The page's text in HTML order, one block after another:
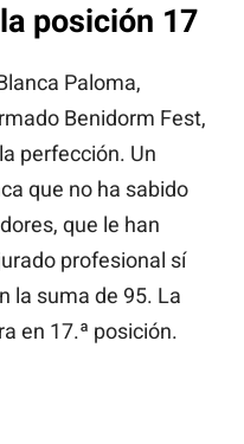
posición 17
Paloma,
Benidorm Fest,
perfección. Un
que no ha sabido
que le han
profesional sí
la suma de 95. La
en 17.ª posición.